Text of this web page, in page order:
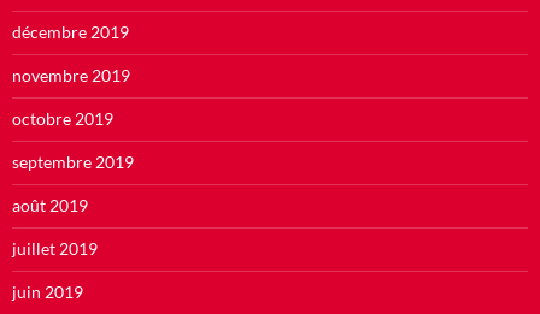
décembre 2019
novembre 2019
octobre 2019
septembre 2019
août 2019
juillet 2019
juin 2019